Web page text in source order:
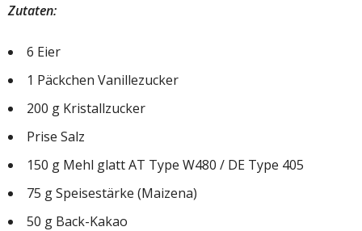
Zutaten:
6 Eier
1 Päckchen Vanillezucker
200 g Kristallzucker
Prise Salz
150 g Mehl glatt AT Type W480 / DE Type 405
75 g Speisestärke (Maizena)
50 g Back-Kakao